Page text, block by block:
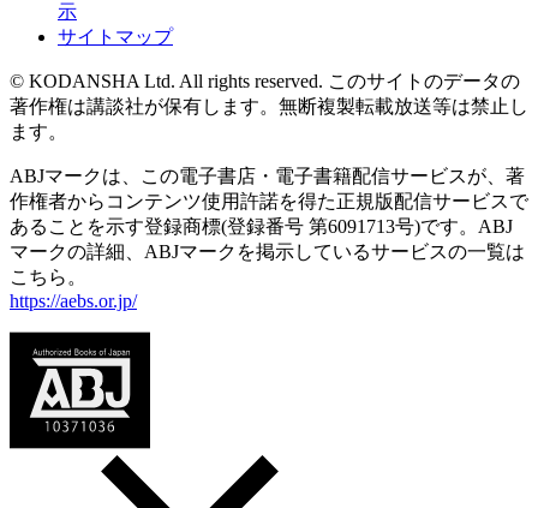
示
サイトマップ
© KODANSHA Ltd. All rights reserved. このサイトのデータの
著作権は講談社が保有します。無断複製転載放送等は禁止し
ます。
ABJマークは、この電子書店・電子書籍配信サービスが、著
作権者からコンテンツ使用許諾を得た正規版配信サービスで
あることを示す登録商標(登録番号 第6091713号)です。ABJ
マークの詳細、ABJマークを掲示しているサービスの一覧は
こちら。
https://aebs.or.jp/